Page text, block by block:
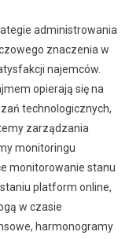
administrowania
znaczenia w
najemców.
opierają się na
technologicznych,
zarządzania
monitoringu
monitorowanie stanu
platform online,
w czasie
harmonogramy